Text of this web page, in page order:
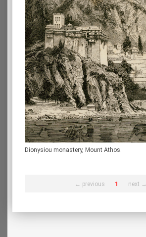
Dionysiou monastery, Mount Athos.
← previous 1 next →